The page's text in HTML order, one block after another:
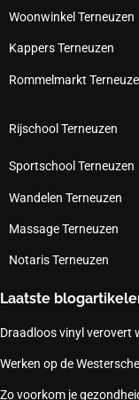
Woonwinkel Terneuzen
Kappers Terneuzen
Rommelmarkt
Rijschool Terneuzen
Sportschool Terneuzen
Wandelen Terneuzen
Massage Terneuzen
Notaris Terneuzen
Laatste
Draadloos vinyl verovert
Werken op de
Zo voorkom je